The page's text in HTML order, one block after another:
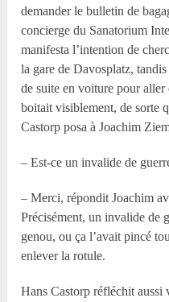
demander le bulletin de
concierge du Sanatorium
manifesta l’intention de
la gare de Davosplatz,
de suite en voiture pour
boitait visiblement, de sorte
Castorp posa à Joachim
– Est-ce un invalide de
– Merci, répondit Joachim
Précisément, un invalide de
genou, ou ça l’avait pincé
enlever la rotule.
Hans Castorp réfléchit aussi